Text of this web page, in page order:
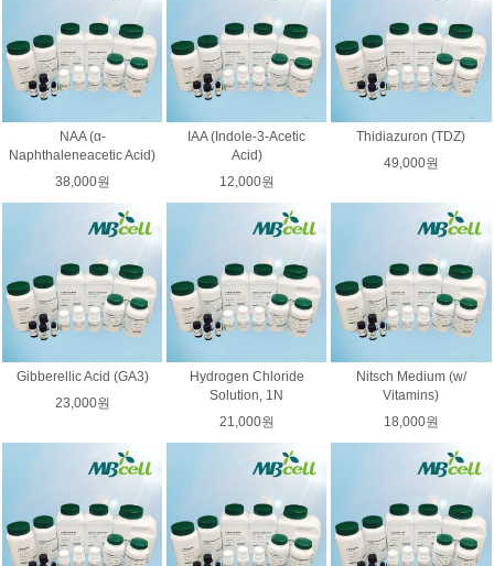
NAA (α-
Naphthaleneacetic Acid)
38,000원
IAA (Indole-3-Acetic
Acid)
12,000원
Thidiazuron (TDZ)
49,000원
Gibberellic Acid (GA3)
23,000원
Hydrogen Chloride
Solution, 1N
21,000원
Nitsch Medium (w/
Vitamins)
18,000원